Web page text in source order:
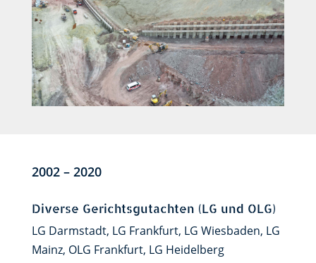
2002 – 2020
Diverse Gerichtsgutachten (LG und OLG)
LG Darmstadt, LG Frankfurt, LG Wiesbaden, LG
Mainz, OLG Frankfurt, LG Heidelberg